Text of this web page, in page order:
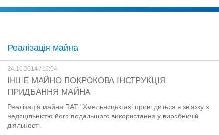
Реалізація майна
24.10.2014 / 15:54
ІНШЕ МАЙНО ПОКРОКОВА ІНСТРУКЦІЯ
ПРИДБАННЯ МАЙНА
Реалізація майна ПАТ "Хмельницькгаз" проводиться в зв'язку з
недоцільністю його подальшого використання у виробничій
діяльності.